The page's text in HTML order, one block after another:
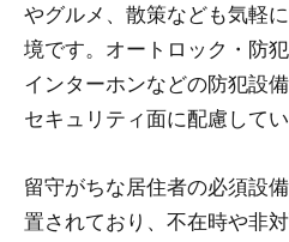
やグルメ、散策なども気軽
境です。オートロック・防
インターホンなどの防犯設
セキュリティ面に配慮してい
留守がちな居住者の必須設
置されており、不在時や非